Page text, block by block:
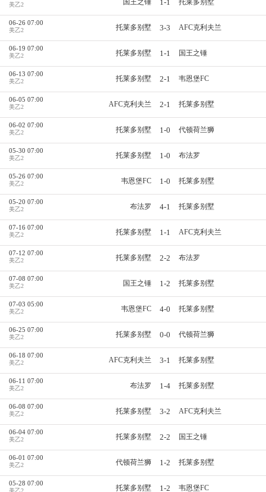
美乙2 国王之锤 1-1 托莱多别墅
06-26 07:00
美乙2 托莱多别墅 3-3 AFC克利夫兰
06-19 07:00
美乙2 托莱多别墅 1-1 国王之锤
06-13 07:00
美乙2 托莱多别墅 2-1 韦恩堡FC
06-05 07:00
美乙2 AFC克利夫兰 2-1 托莱多别墅
06-02 07:00
美乙2 托莱多别墅 1-0 代顿荷兰狮
05-30 07:00
美乙2 托莱多别墅 1-0 布法罗
05-26 07:00
美乙2 韦恩堡FC 1-0 托莱多别墅
05-20 07:00
美乙2 布法罗 4-1 托莱多别墅
07-16 07:00
美乙2 托莱多别墅 1-1 AFC克利夫兰
07-12 07:00
美乙2 托莱多别墅 2-2 布法罗
07-08 07:00
美乙2 国王之锤 1-2 托莱多别墅
07-03 05:00
美乙2 韦恩堡FC 4-0 托莱多别墅
06-25 07:00
美乙2 托莱多别墅 0-0 代顿荷兰狮
06-18 07:00
美乙2 AFC克利夫兰 3-1 托莱多别墅
06-11 07:00
美乙2 布法罗 1-4 托莱多别墅
06-08 07:00
美乙2 托莱多别墅 3-2 AFC克利夫兰
06-04 07:00
美乙2 托莱多别墅 2-2 国王之锤
06-01 07:00
美乙2 代顿荷兰狮 1-2 托莱多别墅
05-28 07:00
美乙2 托莱多别墅 1-2 韦恩堡FC